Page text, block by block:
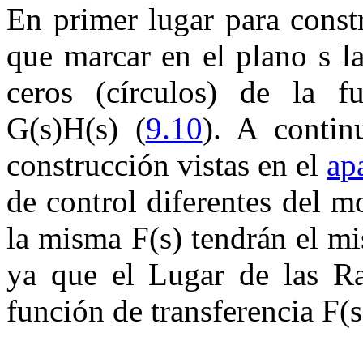
En primer lugar para
que marcar en el plano s
ceros (círculos) de la
G(s)H(s) (9.10). A
construcción vistas en el
de control diferentes del
la misma F(s) tendrán el
ya que el Lugar de las
función de transferencia F(s